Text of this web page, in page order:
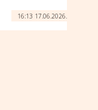
16:13 17.06.2026.